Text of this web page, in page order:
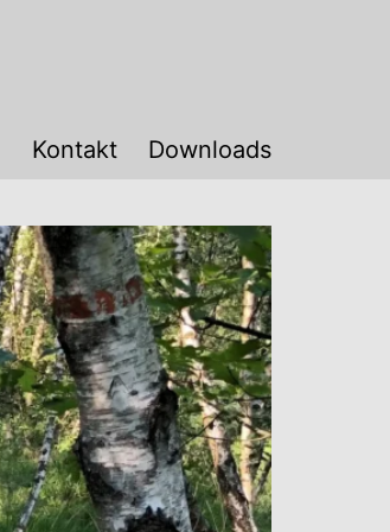
Kontakt Downloads